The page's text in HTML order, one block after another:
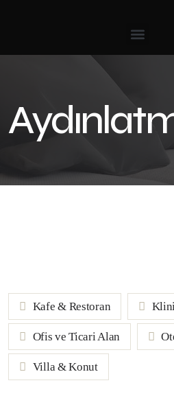
Kafe & Restoran
Ofis ve Ticari Alan
Villa & Konut